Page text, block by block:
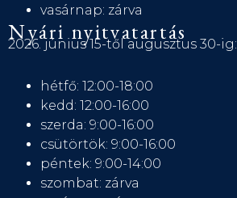
vasárnap: zárva
Nyári nyitvatartás
2026. június 15-től augusztus 30-ig:
hétfő: 12:00-18:00
kedd: 12:00-16:00
szerda: 9:00-16:00
csütörtök: 9:00-16:00
péntek: 9:00-14:00
szombat: zárva